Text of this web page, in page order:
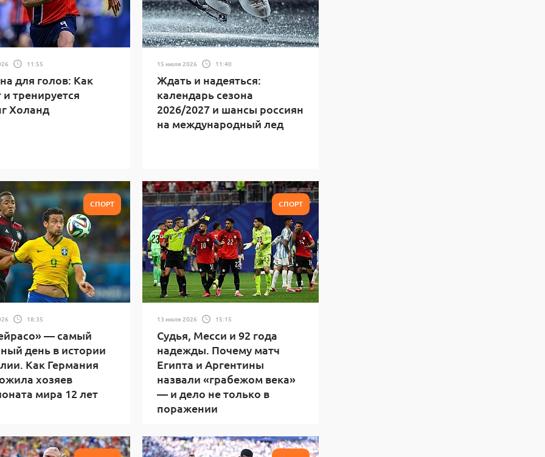
11:55
для голов: Как
тренируется
Холанд
15 июля 2026 11:40
Ждать и надеяться:
календарь сезона
2026/2027 и шансы россиян
на международный лед
СПОРТ
18:35
— самый
день в истории
Как Германия
хозяев
мира 12 лет
СПОРТ
13 июля 2026 15:15
Судья, Месси и 92 года
надежды. Почему матч
Египта и Аргентины
назвали «грабежом века»
— и дело не только в
поражении